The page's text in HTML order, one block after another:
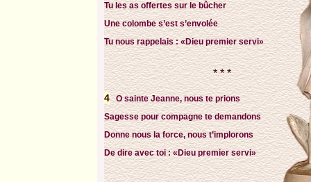
Tu les as offertes sur le bûcher
Une colombe s’est s’envolée
Tu nous rappelais : «Dieu premier servi»
* * *
4O sainte Jeanne, nous te prions
Sagesse pour compagne te demandons
Donne nous la force, nous t’implorons
De dire avec toi : «Dieu premier servi»